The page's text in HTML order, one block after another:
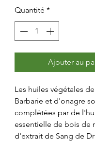
Quantité *
Ajouter au
Les huiles végétales
Barbarie et d'onagre
complétées par de
essentielle de bois de
d'extrait de Sang de